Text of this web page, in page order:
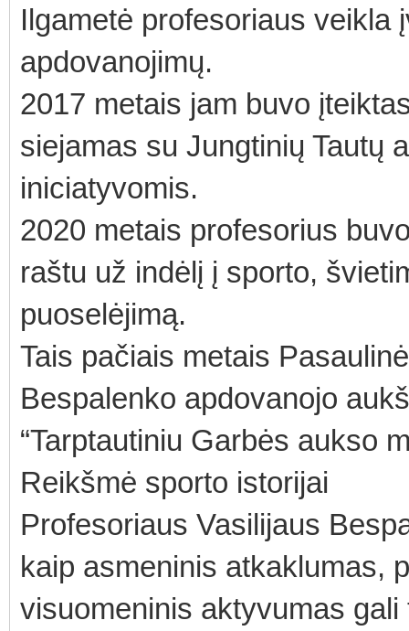
Ilgametė profesoriaus veikla
apdovanojimų.
2017 metais jam buvo
siejamas su Jungtinių Tautų
iniciatyvomis.
2020 metais profesorius
raštu už indėlį į sporto,
puoselėjimą.
Tais pačiais metais
Bespalenko apdovanojo
“Tarptautiniu Garbės aukso
Reikšmė sporto istorijai
Profesoriaus Vasilijaus
kaip asmeninis atkaklumas,
visuomeninis aktyvumas